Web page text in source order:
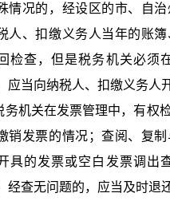
情况的，经设区的市、自
人、扣缴义务人当年的账
检查，但是税务机关必须
应当向纳税人、扣缴义务人
务机关在发票管理中，有权
销发票的情况；查阅、复
具的发票或空白发票调出
经查无问题的，应当及时退